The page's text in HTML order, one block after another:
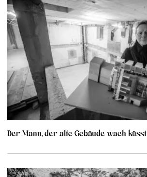
Der Mann, der alte Gebäude wach küsst